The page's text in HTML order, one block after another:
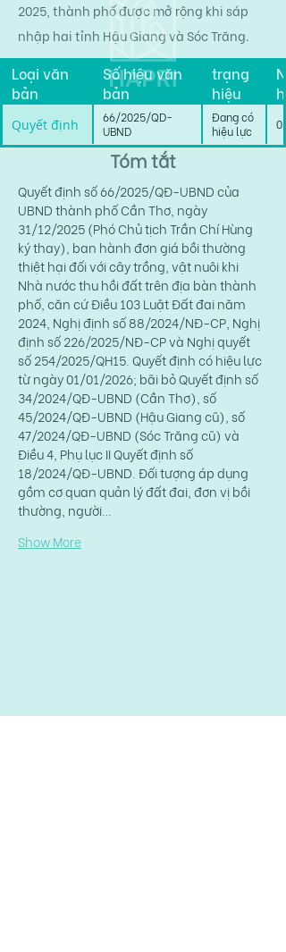
2025, thành phố được mở rộng khi sáp
nhập hai tỉnh Hậu Giang và Sóc Trăng.
Loại văn
bản
Số hiệu văn
bản
trạng
hiệu
lực
Quyết định
66/2025/QD-
UBND
Đang có
hiệu lực
Tóm tắt
Quyết định số 66/2025/QĐ-UBND của
UBND thành phố Cần Thơ, ngày
31/12/2025 (Phó Chủ tịch Trần Chí Hùng
ký thay), ban hành đơn giá bồi thường
thiệt hại đối với cây trồng, vật nuôi khi
Nhà nước thu hồi đất trên địa bàn thành
phố, căn cứ Điều 103 Luật Đất đai năm
2024, Nghị định số 88/2024/NĐ-CP, Nghị
định số 226/2025/NĐ-CP và Nghị quyết
số 254/2025/QH15. Quyết định có hiệu lực
từ ngày 01/01/2026; bãi bỏ Quyết định số
34/2024/QĐ-UBND (Cần Thơ), số
45/2024/QĐ-UBND (Hậu Giang cũ), số
47/2024/QĐ-UBND (Sóc Trăng cũ) và
Điều 4, Phụ lục II Quyết định số
18/2024/QĐ-UBND. Đối tượng áp dụng
gồm cơ quan quản lý đất đai, đơn vị bồi
thường, người…
Show More